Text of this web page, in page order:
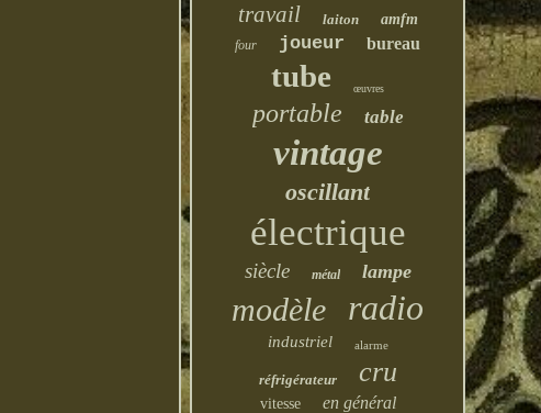
travail laiton amfm
four joueur bureau
tube œuvres
portable table
vintage
oscillant
électrique
siècle métal lampe
modèle radio
industriel alarme
réfrigérateur cru
vitesse en général